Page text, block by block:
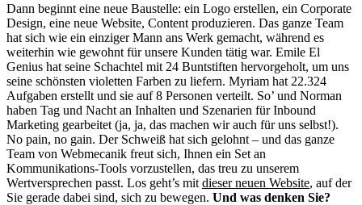
Dann beginnt eine neue Baustelle: ein Logo erstellen, ein Corporate
Design, eine neue Website, Content produzieren. Das ganze Team
hat sich wie ein einziger Mann ans Werk gemacht, während es
weiterhin wie gewohnt für unsere Kunden tätig war. Emile El
Genius hat seine Schachtel mit 24 Buntstiften hervorgeholt, um uns
seine schönsten violetten Farben zu liefern. Myriam hat 22.324
Aufgaben erstellt und sie auf 8 Personen verteilt. So’ und Norman
haben Tag und Nacht an Inhalten und Szenarien für Inbound
Marketing gearbeitet (ja, ja, das machen wir auch für uns selbst!).
No pain, no gain. Der Schweiß hat sich gelohnt – und das ganze
Team von Webmecanik freut sich, Ihnen ein Set an
Kommunikations-Tools vorzustellen, das treu zu unserem
Wertversprechen passt. Los geht’s mit dieser neuen Website, auf der
Sie gerade dabei sind, sich zu bewegen. Und was denken Sie?